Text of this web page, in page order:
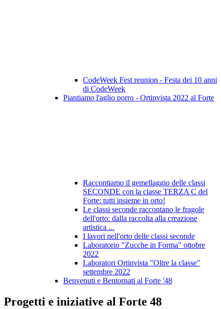
CodeWeek Fest reunion - Festa dei 10 anni
di CodeWeek
Piantiamo l'aglio porro - Ortinvista 2022 al Forte
Raccontiamo il gemellaggio delle classi
SECONDE con la classe TERZA C del
Forte: tutti insieme in orto!
Le classi seconde raccontano le fragole
dell'orto: dalla raccolta alla creazione
artistica ...
I lavori nell'orto delle classi seconde
Laboratorio "Zucche in Forma" ottobre
2022
Laboratori Ortinvista "Oltre la classe"
settembre 2022
Benvenuti e Bentornati al Forte '48
Progetti e iniziative al Forte 48